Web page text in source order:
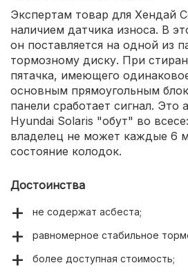
Экспертам товар для Хендай
наличием датчика износа. В
он поставляется на одной из
тормозному диску. При
пятачка, имеющего
основным прямоугольным
панели сработает сигнал. Это
Hyundai Solaris "обут" во
владелец не может каждые 6
состояние колодок.
Достоинства
не содержат асбеста;
равномерное стабильное
более доступная стоимость;